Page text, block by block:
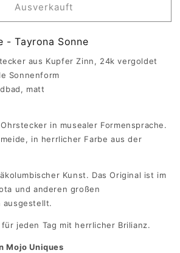
Ausverkauft
- Tayrona Sonne
aus Kupfer Zinn, 24k vergoldet
Sonnenform
matt
in musealer Formensprache.
in herrlicher Farbe aus der
Kunst. Das Original ist im
und anderen großen
ausgestellt.
jeden Tag mit herrlicher Brilianz.
Mojo Uniques